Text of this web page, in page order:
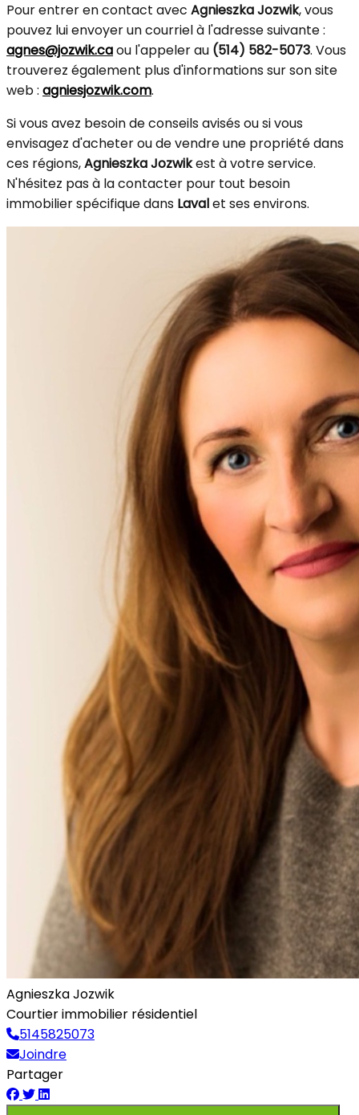
Pour entrer en contact avec Agnieszka Jozwik, vous
pouvez lui envoyer un courriel à l'adresse suivante :
agnes@jozwik.caou l'appeler au (514) 582-5073. Vous
trouverez également plus d'informations sur son site
web : agniesjozwik.com.
Si vous avez besoin de conseils avisés ou si vous
envisagez d'acheter ou de vendre une propriété dans
ces régions,Agnieszka Jozwikest à votre service.
N'hésitez pas à la contacter pour tout besoin
immobilier spécifique dans Lavalet ses environs.
Agnieszka Jozwik
Courtier immobilier résidentiel
5145825073
Joindre
Partager